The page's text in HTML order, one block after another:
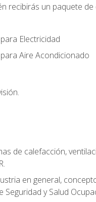
recibirás un paquete
Electricidad
Aire Acondicionado
de calefacción,
en general,
y Salud